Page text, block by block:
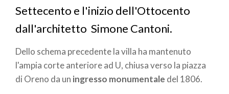
Settecento e l'inizio dell'Ottocento
dall'architetto Simone Cantoni.
Dello schema precedente la villa ha mantenuto
l'ampia corte anteriore ad U, chiusa verso la piazza
di Oreno da un ingresso monumentale del 1806.